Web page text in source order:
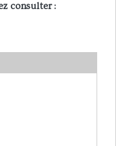
consulter :